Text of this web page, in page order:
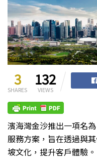
3
SHARES
132
VIEWS
濱海灣金沙推出一項名
服務方案，旨在透過與
坡文化，提升客戶體驗。